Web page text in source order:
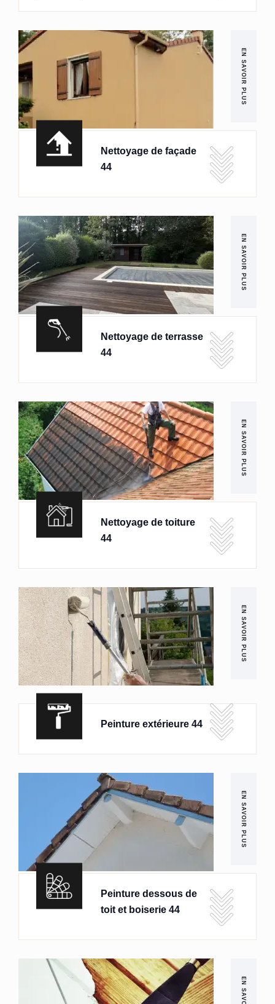
EN SAVOIR PLUS
Nettoyage de façade
44
EN SAVOIR PLUS
Nettoyage de terrasse
44
EN SAVOIR PLUS
Nettoyage de toiture
44
EN SAVOIR PLUS
Peinture extérieure 44
EN SAVOIR PLUS
Peinture dessous de
toit et boiserie 44